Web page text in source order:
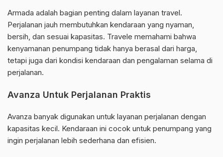
Armada adalah bagian penting dalam layanan travel.
Perjalanan jauh membutuhkan kendaraan yang nyaman,
bersih, dan sesuai kapasitas. Travele memahami bahwa
kenyamanan penumpang tidak hanya berasal dari harga,
tetapi juga dari kondisi kendaraan dan pengalaman selama di
perjalanan.
Avanza Untuk Perjalanan Praktis
Avanza banyak digunakan untuk layanan perjalanan dengan
kapasitas kecil. Kendaraan ini cocok untuk penumpang yang
ingin perjalanan lebih sederhana dan efisien.